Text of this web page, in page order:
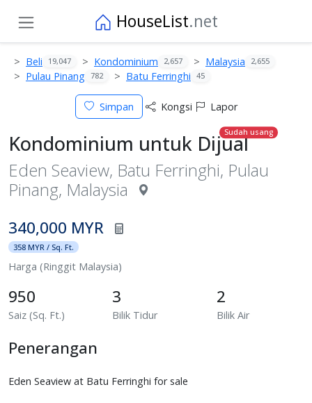
HouseList.net
Beli 19,047 Kondominium 2,657 Malaysia 2,655
Pulau Pinang 782 Batu Ferringhi 45
Simpan Kongsi Lapor
Kondominium untuk DijualSudah usang
Eden Seaview, Batu Ferringhi, Pulau
Pinang, Malaysia
340,000 MYR
358 MYR / Sq. Ft.
Harga (Ringgit Malaysia)
950
Saiz (Sq. Ft.)
3
Bilik Tidur
2
Bilik Air
Penerangan
Eden Seaview at Batu Ferringhi for sale